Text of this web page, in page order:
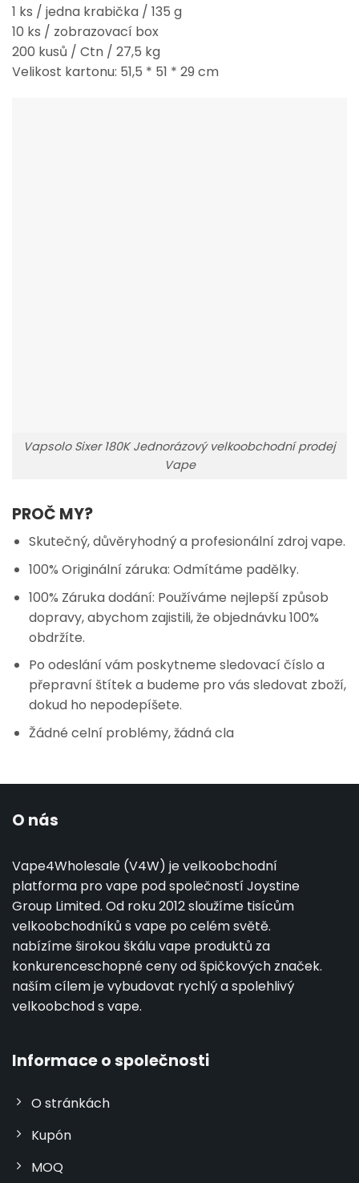
1 ks / jedna krabička / 135 g
10 ks / zobrazovací box
200 kusů / Ctn / 27,5 kg
Velikost kartonu: 51,5 * 51 * 29 cm
Vapsolo Sixer 180K Jednorázový velkoobchodní prodej
Vape
PROČ MY?
Skutečný, důvěryhodný a profesionální zdroj vape.
100% Originální záruka: Odmítáme padělky.
100% Záruka dodání: Používáme nejlepší způsob
dopravy, abychom zajistili, že objednávku 100%
obdržíte.
Po odeslání vám poskytneme sledovací číslo a
přepravní štítek a budeme pro vás sledovat zboží,
dokud ho nepodepíšete.
Žádné celní problémy, žádná cla
O nás
Vape4Wholesale (V4W) je velkoobchodní
platforma pro vape pod společností Joystine
Group Limited. Od roku 2012 sloužíme tisícům
velkoobchodníků s vape po celém světě.
nabízíme širokou škálu vape produktů za
konkurenceschopné ceny od špičkových značek.
naším cílem je vybudovat rychlý a spolehlivý
velkoobchod s vape.
Informace o společnosti
O stránkách
Kupón
MOQ